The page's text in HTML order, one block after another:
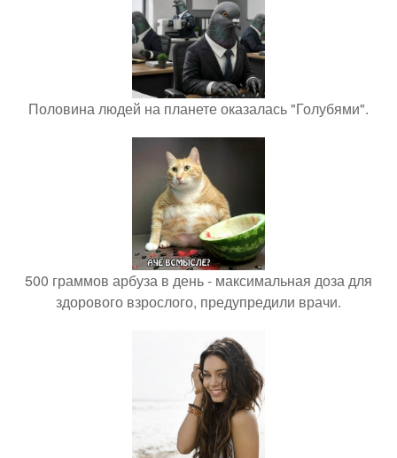
Половина людей на планете оказалась "Голубями".
500 граммов арбуза в день - максимальная доза для
здорового взрослого, предупредили врачи.